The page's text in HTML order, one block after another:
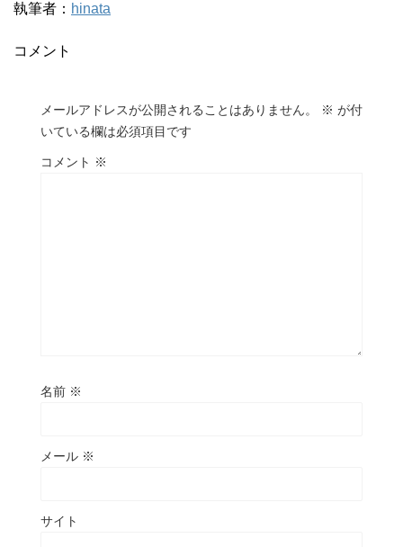
執筆者： hinata
コメント
メールアドレスが公開されることはありません。 ※ が付
いている欄は必須項目です
コメント ※
名前 ※
メール ※
サイト